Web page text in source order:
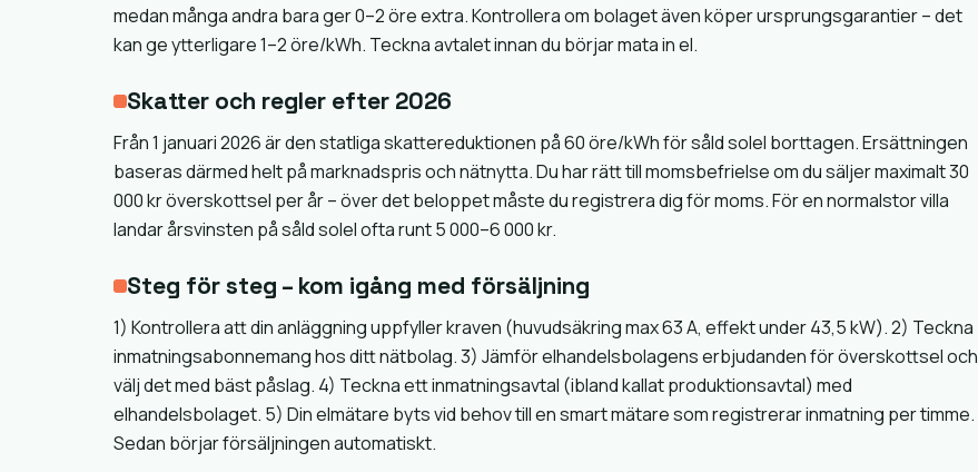
medan många andra bara ger 0–2 öre extra. Kontrollera om bolaget även köper ursprungsgarantier – det
kan ge ytterligare 1–2 öre/kWh. Teckna avtalet innan du börjar mata in el.
Skatter och regler efter 2026
Från 1 januari 2026 är den statliga skattereduktionen på 60 öre/kWh för såld solel borttagen. Ersättningen
baseras därmed helt på marknadspris och nätnytta. Du har rätt till momsbefrielse om du säljer maximalt 30
000 kr överskottsel per år – över det beloppet måste du registrera dig för moms. För en normalstor villa
landar årsvinsten på såld solel ofta runt 5 000–6 000 kr.
Steg för steg – kom igång med försäljning
1) Kontrollera att din anläggning uppfyller kraven (huvudsäkring max 63 A, effekt under 43,5 kW). 2) Teckna
inmatningsabonnemang hos ditt nätbolag. 3) Jämför elhandelsbolagens erbjudanden för överskottsel och
välj det med bäst påslag. 4) Teckna ett inmatningsavtal (ibland kallat produktionsavtal) med
elhandelsbolaget. 5) Din elmätare byts vid behov till en smart mätare som registrerar inmatning per timme.
Sedan börjar försäljningen automatiskt.